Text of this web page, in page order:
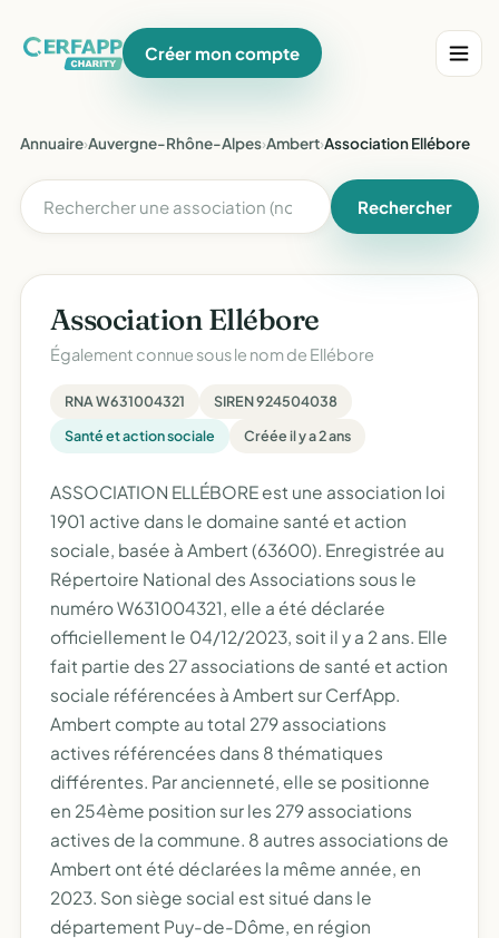
Créer mon compte
Annuaire›Auvergne-Rhône-Alpes›Ambert›Association Ellébore
Rechercher
Association Ellébore
Également connue sous le nom de Ellébore
RNA W631004321
SIREN 924504038
Santé et action sociale
Créée il y a 2 ans
ASSOCIATION ELLÉBORE est une association loi
1901 active dans le domaine santé et action
sociale, basée à Ambert (63600). Enregistrée au
Répertoire National des Associations sous le
numéro W631004321, elle a été déclarée
officiellement le 04/12/2023, soit il y a 2 ans. Elle
fait partie des 27 associations de santé et action
sociale référencées à Ambert sur CerfApp.
Ambert compte au total 279 associations
actives référencées dans 8 thématiques
différentes. Par ancienneté, elle se positionne
en 254ème position sur les 279 associations
actives de la commune. 8 autres associations de
Ambert ont été déclarées la même année, en
2023. Son siège social est situé dans le
département Puy-de-Dôme, en région